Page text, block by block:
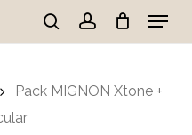
searchaccount
Menu
Close
Pack MIGNON Xtone +